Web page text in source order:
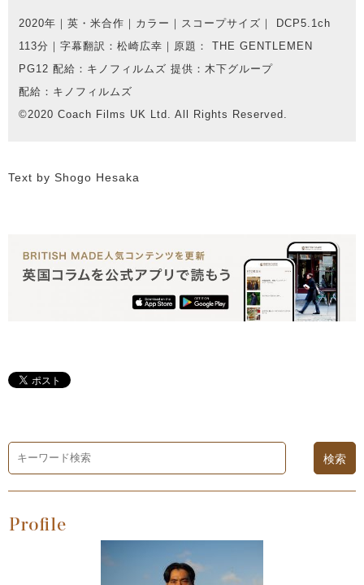
2020年｜英・米合作｜カラー｜スコープサイズ｜ DCP5.1ch
113分｜字幕翻訳：松崎広幸｜原題： THE GENTLEMEN
PG12 配給：キノフィルムズ 提供：木下グループ
配給：キノフィルムズ
©2020 Coach Films UK Ltd. All Rights Reserved.
Text by Shogo Hesaka